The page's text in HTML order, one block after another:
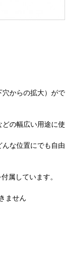
からの拡大）がで
の幅広い用途に使
な位置にでも自由
属しています。
ません